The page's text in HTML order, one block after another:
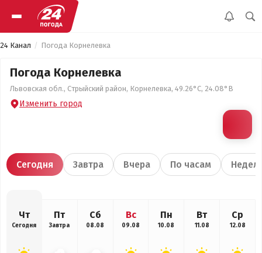
24 Канал Погода Корнелевка
Погода Корнелевка
Львовская обл., Стрыйский район, Корнелевка, 49.26°С, 24.08°В
Изменить город
Сегодня Завтра Вчера По часам
Чт
Сегодня
Пт
Завтра
Сб
08.08
Вс
09.08
Пн
10.08
Вт
11.08
Ср
12.08